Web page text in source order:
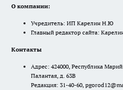
О компании:
Учредитель: ИП Карелин Н.Ю
Главный редактор сайта:
Контакты
Адрес: 424000, Республика
Палантая, д. 63В
Редакция: 31-40-60,